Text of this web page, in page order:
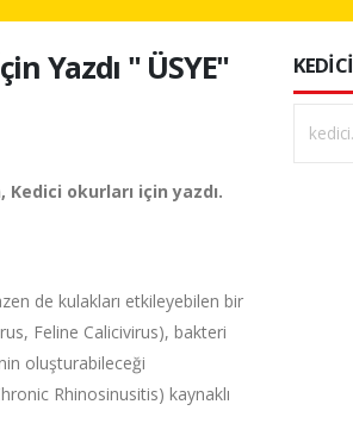
Yazdı " ÜSYE"
okurları için yazdı.
de kulakları etkileyebilen bir
Feline Calicivirus), bakteri
oluşturabileceği
Rhinosinusitis) kaynaklı